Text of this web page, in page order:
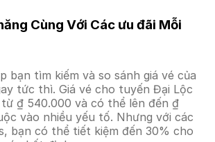
Cùng Với Các ưu đãi Mỗi
bạn tìm kiếm và so sánh giá vé của
tức thì. Giá vé cho tuyến Đại Lộc
₫ 540.000 và có thể lên đến ₫
vào nhiều yếu tố. Nhưng với các
bạn có thể tiết kiệm đến 30% cho